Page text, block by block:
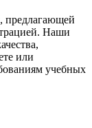
, предлагающей
Наши
или
учебных